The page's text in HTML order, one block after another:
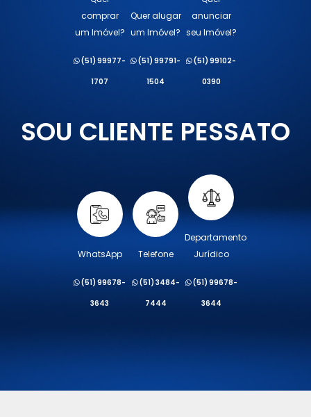
comprar
um Imóvel?
(51) 99977-
1707
Quer alugar
um Imóvel?
(51) 99791-
1504
anunciar
seu Imóvel?
(51) 99102-
0390
SOU CLIENTE PESSATO
WhatsApp
(51) 99678-
3643
Telefone
(51) 3484-
7444
Departamento
Jurídico
(51) 99678-
3644